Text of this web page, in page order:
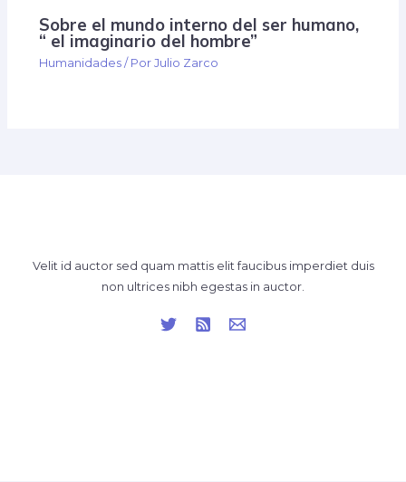
Sobre el mundo interno del ser humano,
“ el imaginario del hombre”
Humanidades/ Por Julio Zarco
Velit id auctor sed quam mattis elit faucibus imperdiet duis
non ultrices nibh egestas in auctor.